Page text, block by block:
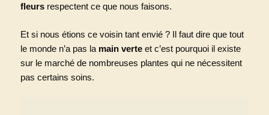
fleurs respectent ce que nous faisons.
Et si nous étions ce voisin tant envié ? Il faut dire que tout
le monde n’a pas la main verte et c’est pourquoi il existe
sur le marché de nombreuses plantes qui ne nécessitent
pas certains soins.